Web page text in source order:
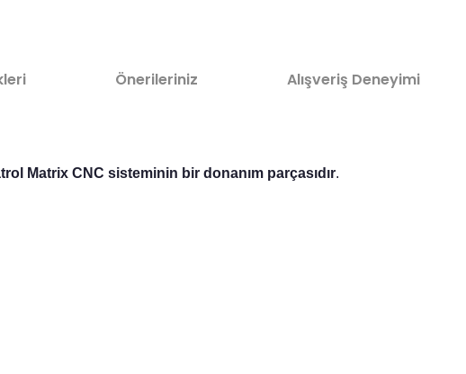
Önerileriniz Alışveriş Deneyimi
Matrix CNC sisteminin bir donanım parçasıdır.